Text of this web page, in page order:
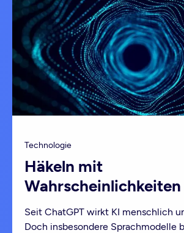
Technologie
Häkeln mit
Wahrscheinlichkeiten
Seit ChatGPT wirkt KI menschlich
Doch insbesondere Sprachmodelle